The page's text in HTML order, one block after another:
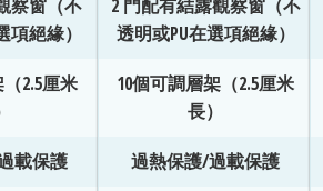
察窗（不
項絕緣）
2.5厘米
載保護
2 門配有結露觀察窗（不
透明或PU在選項絕緣）
10個可調層架（2.5厘米
長）
過熱保護/過載保護